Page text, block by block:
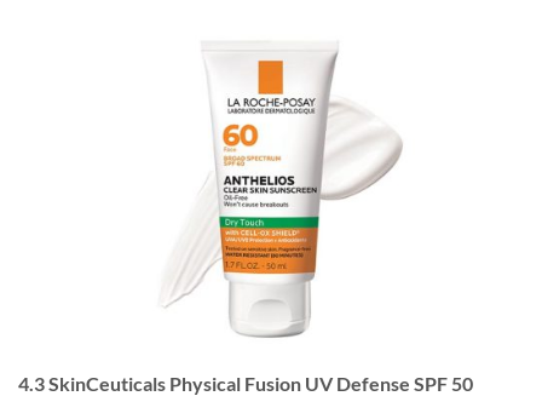
4.3 SkinCeuticals Physical Fusion UV Defense SPF 50